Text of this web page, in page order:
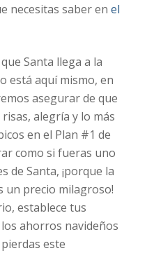
necesitas saber en el
Santa llega a la
está aquí mismo, en
asegurar de que
alegría y lo más
en el Plan #1 de
como si fueras uno
de Santa, ¡porque la
un precio milagroso!
establece tus
ahorros navideños
este